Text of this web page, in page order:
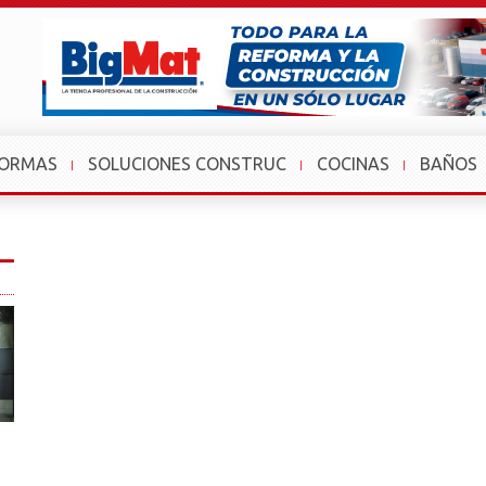
SOLUCIONES CONSTRUC COCINAS BAÑOS